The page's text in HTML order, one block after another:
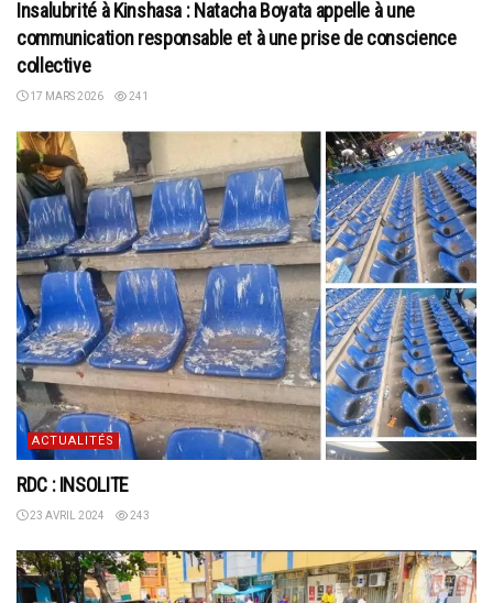
Insalubrité à Kinshasa : Natacha Boyata appelle à une
communication responsable et à une prise de conscience
collective
17 MARS 2026 241
ACTUALITÉS
RDC : INSOLITE
23 AVRIL 2024 243